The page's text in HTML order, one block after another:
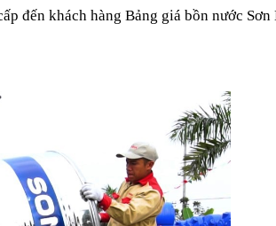
đến khách hàng Bảng giá bồn nước